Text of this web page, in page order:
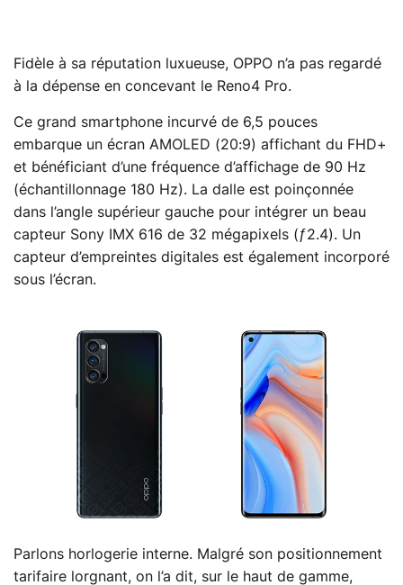
Fidèle à sa réputation luxueuse, OPPO n’a pas regardé
à la dépense en concevant le Reno4 Pro.
Ce grand smartphone incurvé de 6,5 pouces
embarque un écran AMOLED (20:9) affichant du FHD+
et bénéficiant d’une fréquence d’affichage de 90 Hz
(échantillonnage 180 Hz). La dalle est poinçonnée
dans l’angle supérieur gauche pour intégrer un beau
capteur Sony IMX 616 de 32 mégapixels (ƒ2.4). Un
capteur d’empreintes digitales est également incorporé
sous l’écran.
Parlons horlogerie interne. Malgré son positionnement
tarifaire lorgnant, on l’a dit, sur le haut de gamme,